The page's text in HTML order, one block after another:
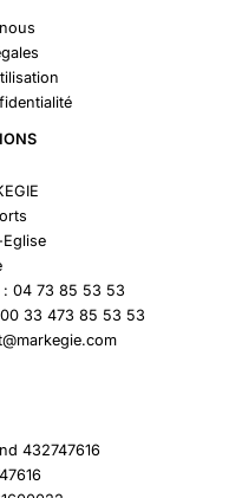
04 73 85 53 53
33 473 85 53 53
432747616